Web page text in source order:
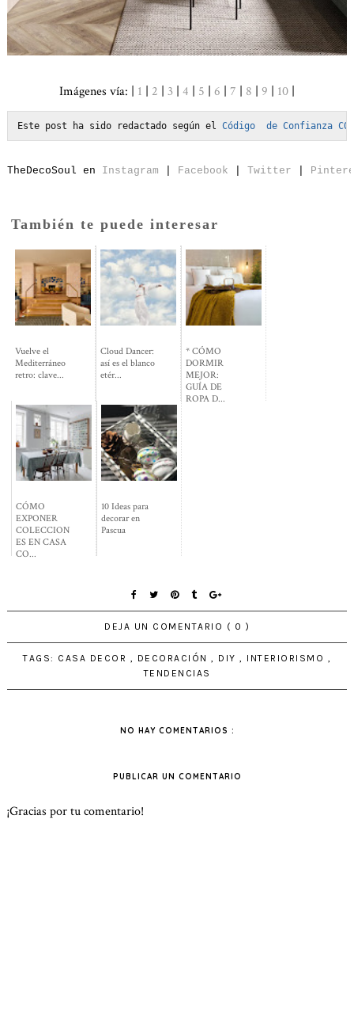
Imágenes vía: | 1 | 2 | 3 | 4 | 5 | 6 | 7 | 8 | 9 | 10 |
Este post ha sido redactado según el Código  de Confianza
TheDecoSoul en Instagram Facebook | Twitter
También te puede interesar
Vuelve el
Mediterráneo
retro: clave...
Cloud Dancer:
así es el blanco
etér...
* CÓMO
DORMIR
MEJOR:
GUÍA DE
ROPA D...
CÓMO
EXPONER
COLECCION
ES EN CASA
CO...
10 Ideas para
decorar en
Pascua
DEJA UN COMENTARIO ( 0 )
TAGS: CASA DECOR DECORACIÓN DIY INTERIORISMO
TENDENCIAS
NO HAY COMENTARIOS :
PUBLICAR UN COMENTARIO
¡Gracias por tu comentario!